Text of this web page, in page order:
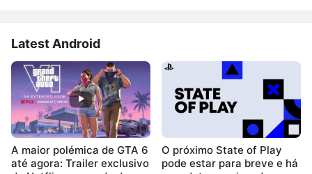
Latest Android
A maior polémica de GTA 6
até agora: Trailer exclusivo
O próximo State of Play
pode estar para breve e há